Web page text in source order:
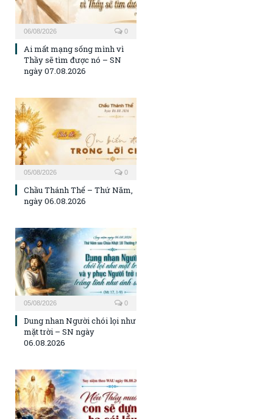
06/08/2026 0
Ai mất mạng sống mình vì
Thầy sẽ tìm được nó – SN
ngày 07.08.2026
05/08/2026 0
Chầu Thánh Thể – Thứ Năm,
ngày 06.08.2026
05/08/2026 0
Dung nhan Người chói lọi như
mặt trời – SN ngày
06.08.2026